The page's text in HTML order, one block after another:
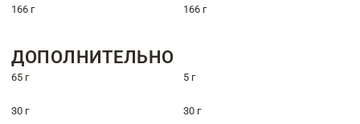
166 г 166 г
ДОПОЛНИТЕЛЬНО
65 г 5 г
30 г 30 г